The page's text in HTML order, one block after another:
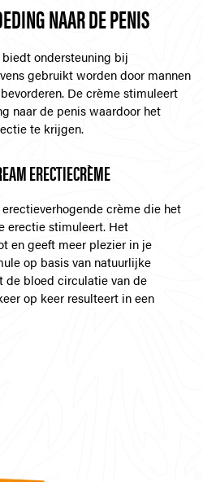
NAAR DE PENIS
ondersteuning bij
gebruikt worden door mannen
De crème stimuleert
naar de penis waardoor het
te krijgen.
ERECTIECRÈME
crème die het
erectie stimuleert. Het
en geeft meer plezier in je
op basis van natuurlijke
de bloed circulatie van de
op keer resulteert in een